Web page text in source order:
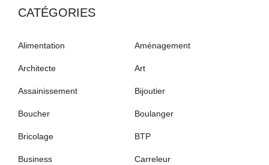
CATÉGORIES
Alimentation Aménagement
Architecte Art
Assainissement Bijoutier
Boucher Boulanger
Bricolage BTP
Business Carreleur